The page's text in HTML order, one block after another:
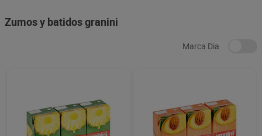
Zumos y batidos granini
Marca Dia